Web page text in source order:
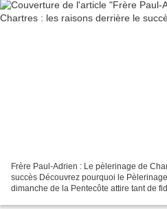
Frère Paul-Adrien : Le pèlerinage de
succès Découvrez pourquoi le
dimanche de la Pentecôte attire tant de